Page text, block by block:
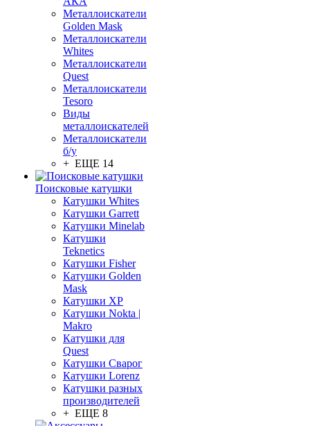
Металлоискатели
Golden Mask
Металлоискатели
Whites
Металлоискатели
Quest
Металлоискатели
Tesoro
Виды
металлоискателей
Металлоискатели
б/у
+ ЕЩЕ 14
Поисковые катушки
Катушки Whites
Катушки Garrett
Катушки Minelab
Катушки
Teknetics
Катушки Fisher
Катушки Golden
Mask
Катушки XP
Катушки Nokta |
Makro
Катушки для
Quest
Катушки Сварог
Катушки Lorenz
Катушки разных
производителей
+ ЕЩЕ 8